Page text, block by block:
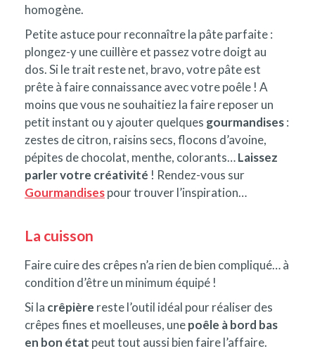
homogène.
Petite astuce pour reconnaître la pâte parfaite :
plongez-y une cuillère et passez votre doigt au
dos. Si le trait reste net, bravo, votre pâte est
prête à faire connaissance avec votre poêle ! A
moins que vous ne souhaitiez la faire reposer un
petit instant ou y ajouter quelques gourmandises:
zestes de citron, raisins secs, flocons d’avoine,
pépites de chocolat, menthe, colorants…Laissez
parler votre créativité ! Rendez-vous sur
Gourmandisespour trouver l’inspiration…
La cuisson
Faire cuire des crêpes n’a rien de bien compliqué… à
condition d’être un minimum équipé !
Si la crêpière reste l’outil idéal pour réaliser des
crêpes fines et moelleuses, unepoêle à bord bas
en bon état peut tout aussi bien faire l’affaire.